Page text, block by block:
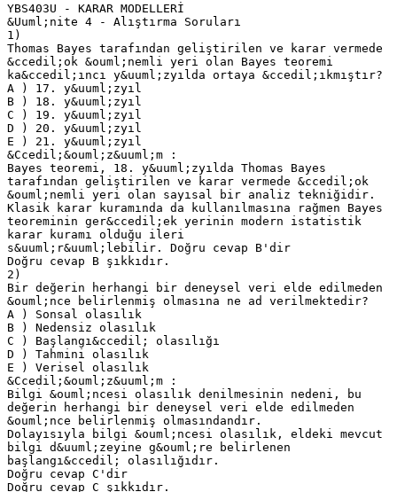
YBS403U - KARAR MODELLERİ
&Uuml;nite 4 - Alıştırma Soruları
1)
Thomas Bayes tarafından geliştirilen ve karar vermede
&ccedil;ok &ouml;nemli yeri olan Bayes teoremi
ka&ccedil;ıncı y&uuml;zyılda ortaya &ccedil;ıkmıştır?
A ) 17. y&uuml;zyıl
B ) 18. y&uuml;zyıl
C ) 19. y&uuml;zyıl
D ) 20. y&uuml;zyıl
E ) 21. y&uuml;zyıl
&Ccedil;&ouml;z&uuml;m :
Bayes teoremi, 18. y&uuml;zyılda Thomas Bayes
tarafından geliştirilen ve karar vermede &ccedil;ok
&ouml;nemli yeri olan sayısal bir analiz tekniğidir.
Klasik karar kuramında da kullanılmasına rağmen Bayes
teoreminin ger&ccedil;ek yerinin modern istatistik
karar kuramı olduğu ileri
s&uuml;r&uuml;lebilir. Doğru cevap B'dir
Doğru cevap B şıkkıdır.
2)
Bir değerin herhangi bir deneysel veri elde edilmeden
&ouml;nce belirlenmiş olmasına ne ad verilmektedir?
A ) Sonsal olasılık
B ) Nedensiz olasılık
C ) Başlangı&ccedil; olasılığı
D ) Tahmini olasılık
E ) Verisel olasılık
&Ccedil;&ouml;z&uuml;m :
Bilgi &ouml;ncesi olasılık denilmesinin nedeni, bu
değerin herhangi bir deneysel veri elde edilmeden
&ouml;nce belirlenmiş olmasındandır.
Dolayısıyla bilgi &ouml;ncesi olasılık, eldeki mevcut
bilgi d&uuml;zeyine g&ouml;re belirlenen
başlangı&ccedil; olasılığıdır.
Doğru cevap C'dir
Doğru cevap C şıkkıdır.